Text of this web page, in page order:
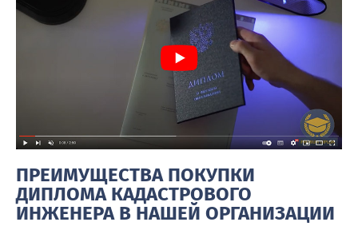
ПРЕИМУЩЕСТВА ПОКУПКИ
ДИПЛОМА КАДАСТРОВОГО
ИНЖЕНЕРА В НАШЕЙ ОРГАНИЗАЦИИ